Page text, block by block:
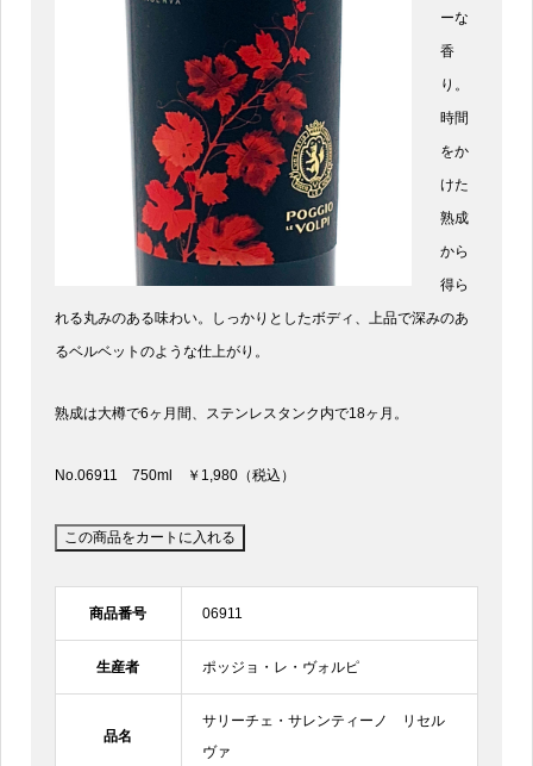
ーな
香
り。
時間
をか
けた
熟成
から
得ら
れる丸みのある味わい。しっかりとしたボディ、上品で深みのあ
るベルベットのような仕上がり。
熟成は大樽で6ヶ月間、ステンレスタンク内で18ヶ月。
No.06911 750ml ￥1,980（税込）
商品番号 06911
生産者 ポッジョ・レ・ヴォルピ
品名
サリーチェ・サレンティーノ リセル
ヴァ